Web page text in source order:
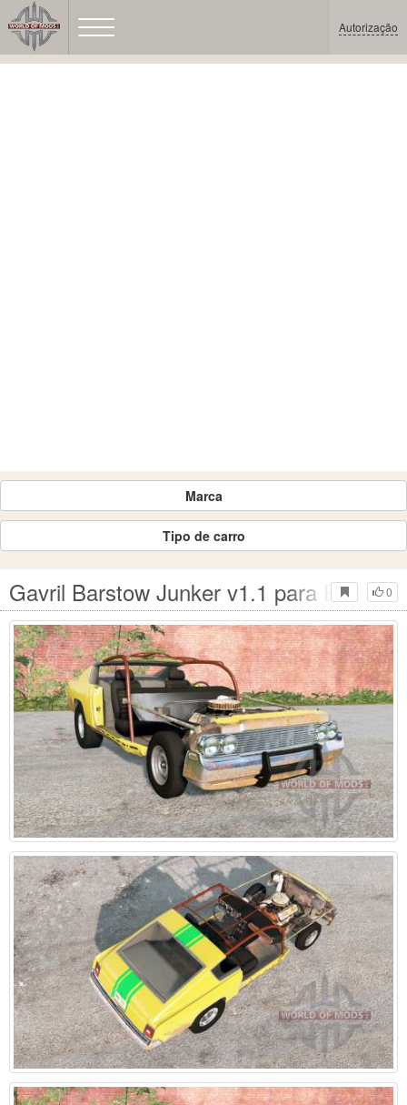
Autorização
Marca
Tipo de carro
0
Gavril Barstow Junker v1.1 para